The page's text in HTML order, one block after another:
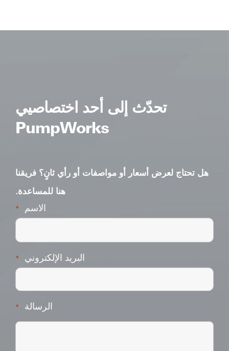
تحدّث إلى أحد اختصاصيي
PumpWorks
هل تحتاج لعرض أسعار أو مواصفات أو رأي ثانٍ؟ فريقنا
هنا للمساعدة.
الاسم *
البريد الإلكتروني *
الرسالة *